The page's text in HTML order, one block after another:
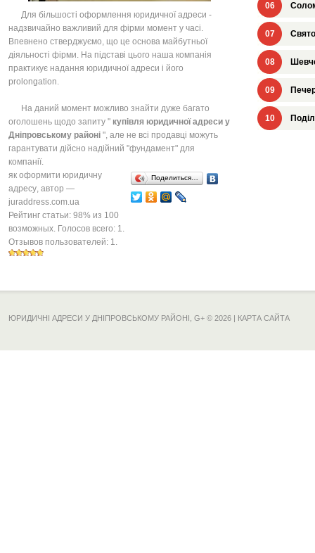
Для більшості оформлення юридичної адреси -
надзвичайно важливий для фірми момент у часі.
Впевнено стверджуємо, що це основа майбутньої
діяльності фірми. На підставі цього наша компанія
практикує надання юридичної адреси і його
prolongation.
На даний момент можливо знайти дуже багато
оголошень щодо запиту " купівля юридичної адреси у
Дніпровському районі ", але не всі продавці можуть
гарантувати дійсно надійний "фундамент" для
компанії.
як оформити юридичну
адресу, автор —
juraddress.com.ua
Рейтинг статьи: 98% из 100
возможных. Голосов всего: 1.
Отзывов пользователей: 1.
Поделиться…
06
07
08
09
10
ЮРИДИЧНІ АДРЕСИ У ДНІПРОВСЬКОМУ РАЙОНІ, G+ © 2026 | КАРТА САЙТА